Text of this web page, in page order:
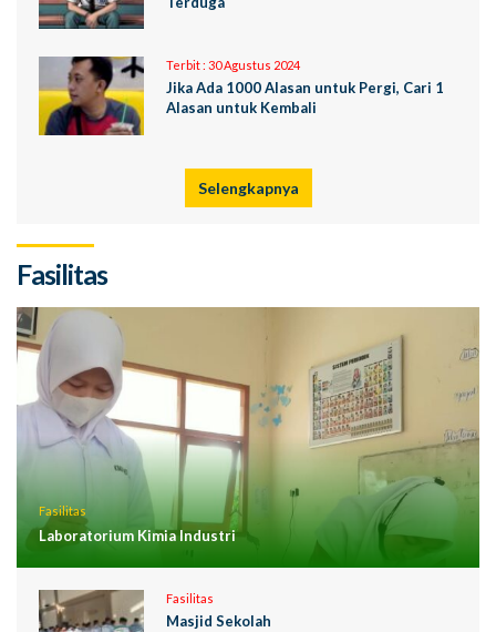
Terbit : 30 Agustus 2024
Jika Ada 1000 Alasan untuk Pergi, Cari 1
Alasan untuk Kembali
Selengkapnya
Fasilitas
Fasilitas
Laboratorium Kimia Industri
Fasilitas
Masjid Sekolah